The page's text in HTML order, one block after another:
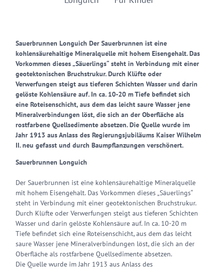
Sauerbrunnen Longuich Der Sauerbrunnen ist eine
kohlensäurehaltige Mineralquelle mit hohem Eisengehalt. Das
Vorkommen dieses „Säuerlings“ steht in Verbindung mit einer
geotektonischen Bruchstrukur. Durch Klüfte oder
Verwerfungen steigt aus tieferen Schichten Wasser und darin
gelöste Kohlensäure auf. In ca. 10-20 m Tiefe befindet sich
eine Roteisenschicht, aus dem das leicht saure Wasser jene
Mineralverbindungen löst, die sich an der Oberfläche als
rostfarbene Quellsedimente absetzen. Die Quelle wurde im
Jahr 1913 aus Anlass des Regierungsjubiläums Kaiser Wilhelm
II. neu gefasst und durch Baumpflanzungen verschönert.
Sauerbrunnen Longuich
Der Sauerbrunnen ist eine kohlensäurehaltige Mineralquelle
mit hohem Eisengehalt. Das Vorkommen dieses „Säuerlings“
steht in Verbindung mit einer geotektonischen Bruchstrukur.
Durch Klüfte oder Verwerfungen steigt aus tieferen Schichten
Wasser und darin gelöste Kohlensäure auf. In ca. 10-20 m
Tiefe befindet sich eine Roteisenschicht, aus dem das leicht
saure Wasser jene Mineralverbindungen löst, die sich an der
Oberfläche als rostfarbene Quellsedimente absetzen.
Die Quelle wurde im Jahr 1913 aus Anlass des